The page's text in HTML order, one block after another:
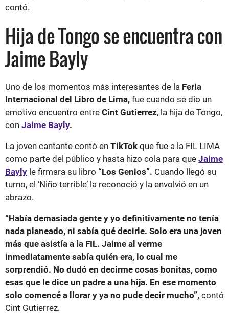
contó.
Hija de Tongo se encuentra con
Jaime Bayly
Uno de los momentos más interesantes de la Feria
Internacional del Libro de Lima, fue cuando se dio un
emotivo encuentro entre Cint Gutierrez, la hija de Tongo,
con Jaime Bayly.
La joven cantante contó en TikTok que fue a la FIL LIMA
como parte del público y hasta hizo cola para que Jaime
Bayly le firmara su libro “Los Genios”. Cuando llegó su
turno, el ‘Niño terrible’ la reconoció y la envolvió en un
abrazo.
“Había demasiada gente y yo definitivamente no tenía
nada planeado, ni sabía qué decirle. Solo era una joven
más que asistía a la FIL. Jaime al verme
inmediatamente sabía quién era, lo cual me
sorprendió. No dudó en decirme cosas bonitas, como
esas que le dice un padre a una hija. En ese momento
solo comencé a llorar y ya no pude decir mucho”, contó
Cint Gutierrez.